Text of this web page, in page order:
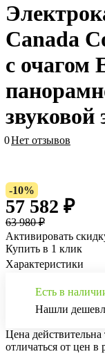
Canada
с очагом
звуковой
0Нет отзывов
-10%
57 582 ₽
63 980 ₽
Активировать
Купить в 1 клик
Характеристики
Есть в
Нашли
Цена
отличаться от цен